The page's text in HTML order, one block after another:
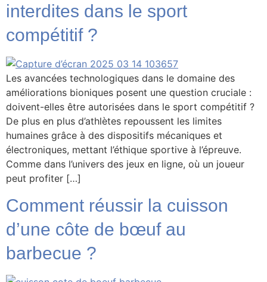
interdites dans le sport
compétitif ?
Les avancées technologiques dans le domaine des
améliorations bioniques posent une question cruciale :
doivent-elles être autorisées dans le sport compétitif ?
De plus en plus d’athlètes repoussent les limites
humaines grâce à des dispositifs mécaniques et
électroniques, mettant l’éthique sportive à l’épreuve.
Comme dans l’univers des jeux en ligne, où un joueur
peut profiter […]
Comment réussir la cuisson
d’une côte de bœuf au
barbecue ?